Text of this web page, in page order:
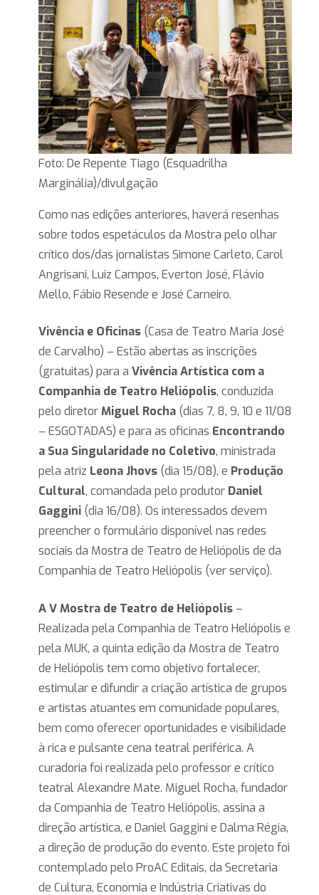
Foto: De Repente Tiago (Esquadrilha
Marginália)/divulgação
Como nas edições anteriores, haverá resenhas
sobre todos espetáculos da Mostra pelo olhar
crítico dos/das jornalistas Simone Carleto, Carol
Angrisani, Luiz Campos, Everton José, Flávio
Mello, Fábio Resende e José Carneiro.
Vivência e Oficinas (Casa de Teatro Maria José
de Carvalho) – Estão abertas as inscrições
(gratuitas) para a Vivência Artística com a
Companhia de Teatro Heliópolis, conduzida
pelo diretorMiguel Rocha (dias 7, 8, 9, 10 e 11/08
– ESGOTADAS) e para as oficinas Encontrando
a Sua Singularidade no Coletivo, ministrada
pela atriz Leona Jhovs (dia 15/08), e Produção
Cultural, comandada pelo produtor Daniel
Gaggini (dia 16/08). Os interessados devem
preencher o formulário disponível nas redes
sociais da Mostra de Teatro de Heliópolis de da
Companhia de Teatro Heliópolis (ver serviço).
A V Mostra de Teatro de Heliópolis –
Realizada pela Companhia de Teatro Heliópolis e
pela MUK, a quinta edição da Mostra de Teatro
de Heliópolis tem como objetivo fortalecer,
estimular e difundir a criação artística de grupos
e artistas atuantes em comunidade populares,
bem como oferecer oportunidades e visibilidade
à rica e pulsante cena teatral periférica. A
curadoria foi realizada pelo professor e crítico
teatral Alexandre Mate. Miguel Rocha, fundador
da Companhia de Teatro Heliópolis, assina a
direção artística, e Daniel Gaggini e Dalma Régia,
a direção de produção do evento. Este projeto foi
contemplado pelo ProAC Editais, da Secretaria
de Cultura, Economia e Indústria Criativas do